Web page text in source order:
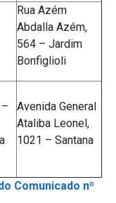
Rua Azém
Abdalla Azém,
564 – Jardim
Bonfiglioli
Avenida General
Ataliba Leonel,
1021 – Santana
Comunicado nº